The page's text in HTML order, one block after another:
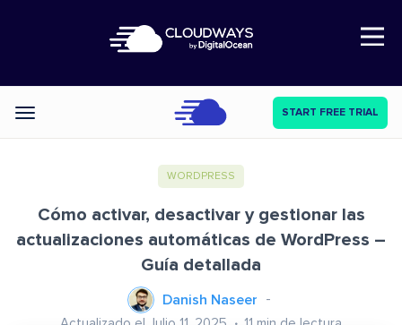
Open Nav
Categories START FREE TRIAL
WORDPRESS
Cómo activar, desactivar y gestionar las
actualizaciones automáticas de WordPress –
Guía detallada
Danish Naseer